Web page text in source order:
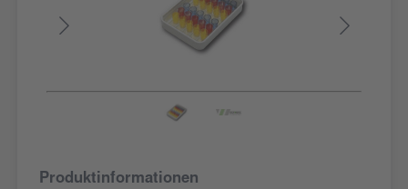
Produktinformationen